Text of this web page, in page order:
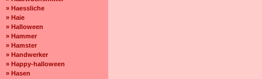
» Haessliche
» Haie
» Halloween
» Hammer
» Hamster
» Handwerker
» Happy-halloween
» Hasen